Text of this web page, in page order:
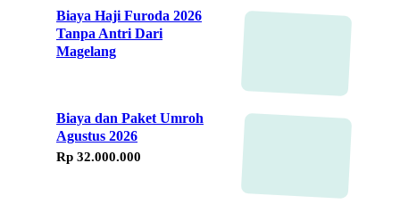
Biaya Haji Furoda 2026
Tanpa Antri Dari
Magelang
Biaya dan Paket Umroh
Agustus 2026
Rp 32.000.000